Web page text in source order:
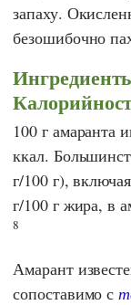
запаху.
безошибочно
100 г амаранта
ккал.
г/100 г),
г/100 г жира, в
8
Амарант
сопоставимо с